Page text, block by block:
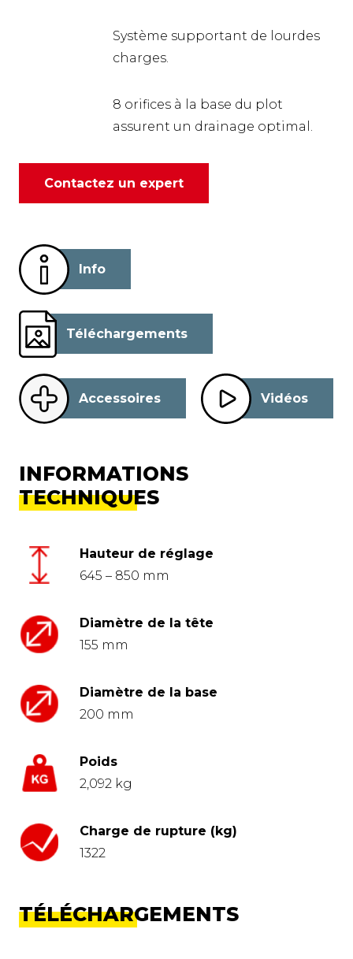
Système supportant de lourdes
charges.
8 orifices à la base du plot
assurent un drainage optimal.
Contactez un expert
Info
Téléchargements
Accessoires Vidéos
INFORMATIONS
TECHNIQUES
Hauteur de réglage
645 – 850 mm
Diamètre de la tête
155 mm
Diamètre de la base
200 mm
Poids
2,092 kg
Charge de rupture (kg)
1322
TÉLÉCHARGEMENTS